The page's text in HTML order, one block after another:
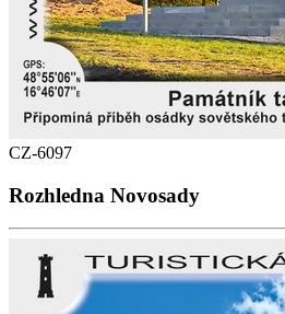
CZ-6097
Rozhledna Novosady